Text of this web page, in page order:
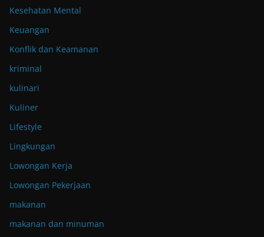
Kesehatan Mental
Keuangan
Konflik dan Keamanan
kriminal
kulinari
Kuliner
Lifestyle
Lingkungan
Lowongan Kerja
Lowongan Pekerjaan
makanan
makanan dan minuman